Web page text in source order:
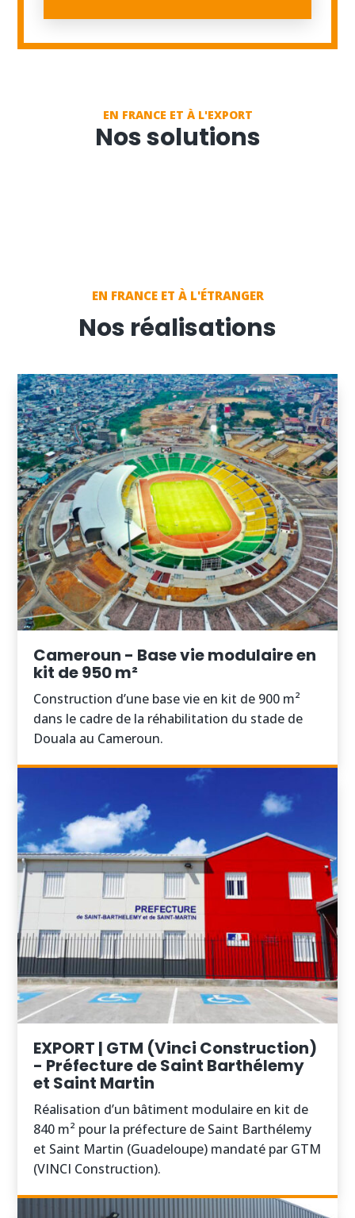
EN FRANCE ET À L'EXPORT
Nos solutions
EN FRANCE ET À L'ÉTRANGER
Nos réalisations
Cameroun - Base vie modulaire en
kit de 950 m²
Construction d’une base vie en kit de 900 m²
dans le cadre de la réhabilitation du stade de
Douala au Cameroun.
EXPORT | GTM (Vinci Construction)
- Préfecture de Saint Barthélemy
et Saint Martin
Réalisation d’un bâtiment modulaire en kit de
840 m² pour la préfecture de Saint Barthélemy
et Saint Martin (Guadeloupe) mandaté par GTM
(VINCI Construction).